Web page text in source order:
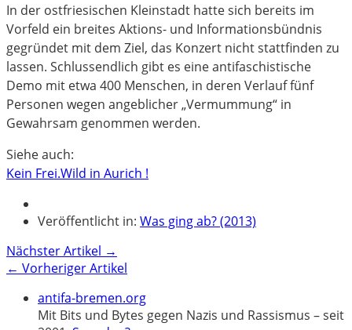
In der ostfriesischen Kleinstadt hatte sich bereits im
Vorfeld ein breites Aktions- und Informationsbündnis
gegründet mit dem Ziel, das Konzert nicht stattfinden zu
lassen. Schlussendlich gibt es eine antifaschistische
Demo mit etwa 400 Menschen, in deren Verlauf fünf
Personen wegen angeblicher „Vermummung“ in
Gewahrsam genommen werden.
Siehe auch:
Kein Frei.Wild in Aurich !
Veröffentlicht in: Was ging ab? (2013)
Nächster Artikel →
← Vorheriger Artikel
antifa-bremen.org
Mit Bits und Bytes gegen Nazis und Rassismus – seit